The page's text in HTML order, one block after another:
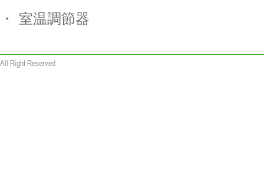
・
室温調節器
All Right Reserved